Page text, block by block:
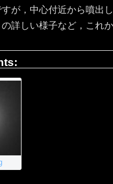
が，中心付近から噴出
詳しい様子など，これ